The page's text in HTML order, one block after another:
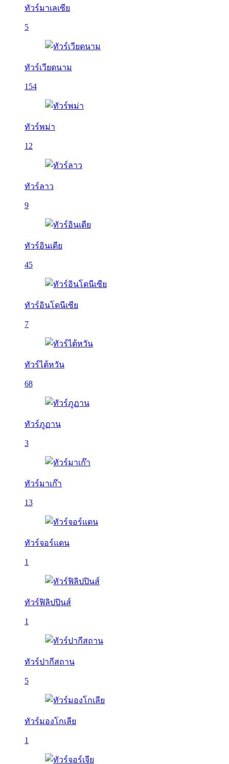
ทัวร์มาเลเซีย
5
ทัวร์เวียดนาม
154
ทัวร์พม่า
12
ทัวร์ลาว
9
ทัวร์อินเดีย
45
ทัวร์อินโดนีเซีย
7
ทัวร์ไต้หวัน
68
ทัวร์ภูฏาน
3
ทัวร์มาเก๊า
13
ทัวร์จอร์แดน
1
ทัวร์ฟิลิปปินส์
1
ทัวร์ปากีสถาน
5
ทัวร์มองโกเลีย
1